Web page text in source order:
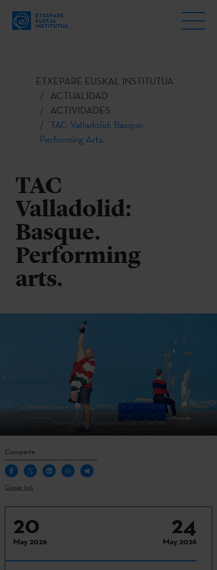
ETXEPARE EUSKAL INSTITUTUA
ACTUALIDAD
ACTIVIDADES
TAC Valladolid: Basque.
Performing Arts.
TAC
Valladolid:
Basque.
Performing
arts.
Osa+Mujika. Fotografía: ETANOWSKI
Comparte
Copiar link
20
May 2026
24
May 2026